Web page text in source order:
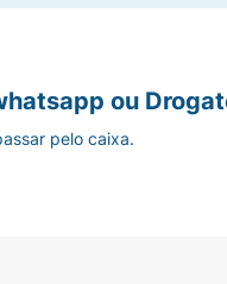
ou
pelo caixa.